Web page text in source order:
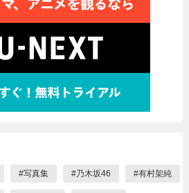
#写真集 #乃木坂46 #有村架純